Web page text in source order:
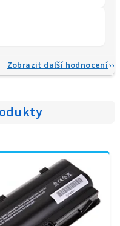
Zobrazit další hodnocení